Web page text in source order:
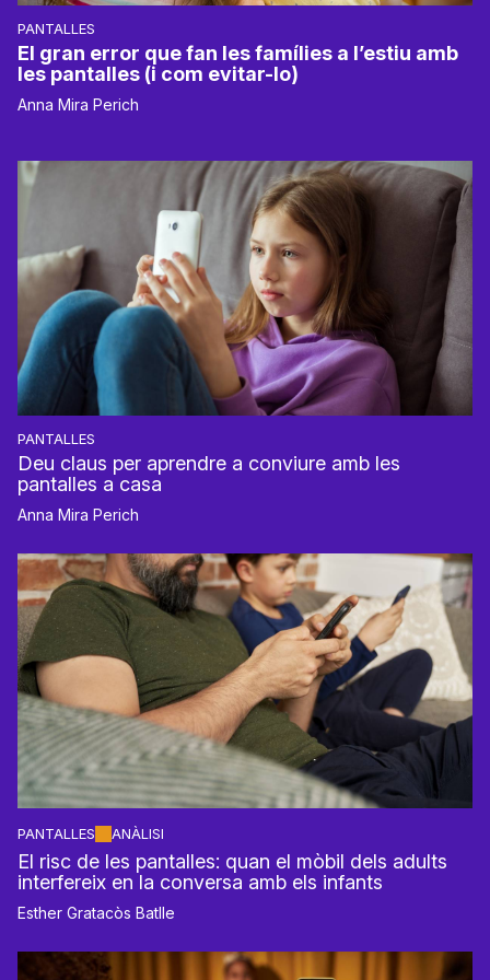
PANTALLES
El gran error que fan les famílies a l’estiu amb
les pantalles (i com evitar-lo)
Anna Mira Perich
PANTALLES
Deu claus per aprendre a conviure amb les
pantalles a casa
Anna Mira Perich
PANTALLES ANÀLISI
El risc de les pantalles: quan el mòbil dels adults
interfereix en la conversa amb els infants
Esther Gratacòs Batlle